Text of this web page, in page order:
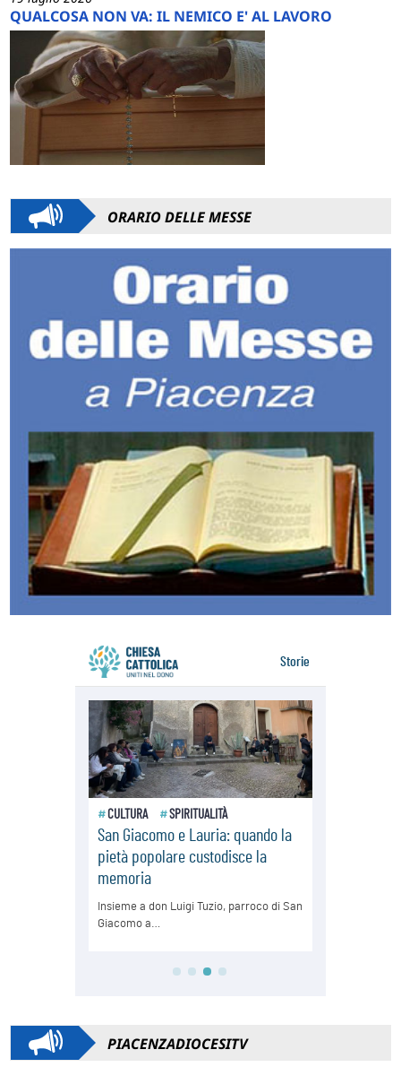
QUALCOSA NON VA: IL NEMICO E' AL LAVORO
ORARIO DELLE MESSE
PIACENZADIOCESITV